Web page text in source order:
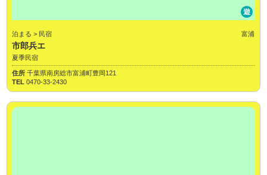
遊
泊まる > 民宿 富浦
市郎兵エ
夏季民宿
住所千葉県南房総市富浦町豊岡121
TEL0470-33-2430